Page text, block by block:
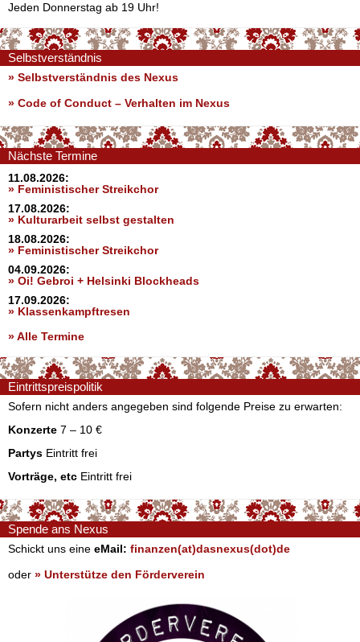
Jeden Donnerstag ab 19 Uhr!
Selbstverständnis
» Selbstverständnis des Nexus
» Code of Conduct – Verhalten im Nexus
Nächste Termine
11.08.2026:
» Feministischer Streikchor
17.08.2026:
» Kulturarbeit selbst gestalten
18.08.2026:
» Feministischer Streikchor
04.09.2026:
» Oi! Gebroi + Helsinki Blockheads
17.09.2026:
» Klassenkampftresen
» Alle Termine
Eintrittspreispolitik
Sofern nicht anders angegeben sind folgende Preise zu erwarten:
Konzerte 7 – 10 €
Partys Eintritt frei
Vorträge, etc Eintritt frei
Spende ans Nexus
Schickt uns eine eMail: finanzen(at)dasnexus(dot)de
oder » Unterstütze den Förderverein